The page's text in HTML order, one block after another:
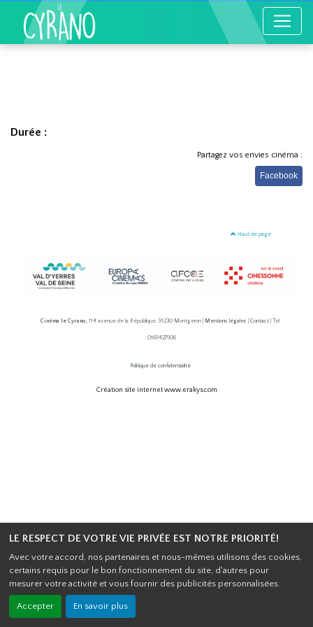
LE RESPECT DE VOTRE VIE PRIVÉE EST NOTRE PRIORITÉ!
Avec votre accord, nos partenaires et nous-mêmes utilisons des cookies,
certains requis pour le bon fonctionnement du site, d'autres pour
mesurer votre activité et vous fournir des publicités personnalisées.
Accepter En savoir plus
Durée :
Partagez vos envies cinéma :
Facebook
Haut de page
Cinéma le Cyrano, 114 avenue de la République, 91230 Montgeron | Mentions légales Contact | Tel
: 0169427906
Politique de confidentialité
Création site internet www.erakys.com